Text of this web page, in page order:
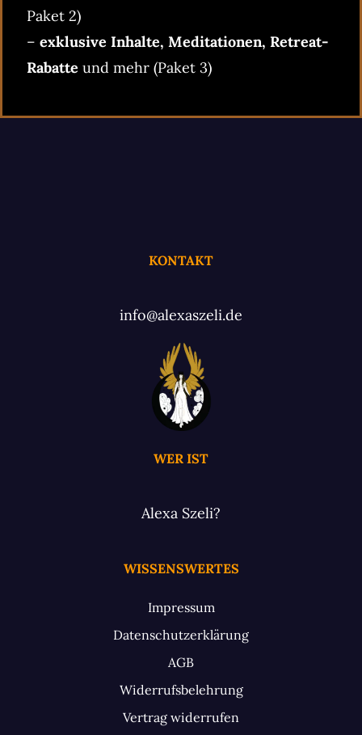
Paket 2)
– exklusive Inhalte, Meditationen, Retreat-
Rabatte und mehr (Paket 3)
KONTAKT
info@alexaszeli.de
WER IST
Alexa Szeli?
WISSENSWERTES
Impressum
Datenschutzerklärung
AGB
Widerrufsbelehrung
Vertrag widerrufen